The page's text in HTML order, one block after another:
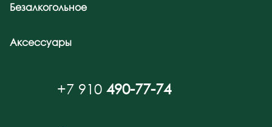
Безалкогольное
Аксессуары
+7 910 490-77-74